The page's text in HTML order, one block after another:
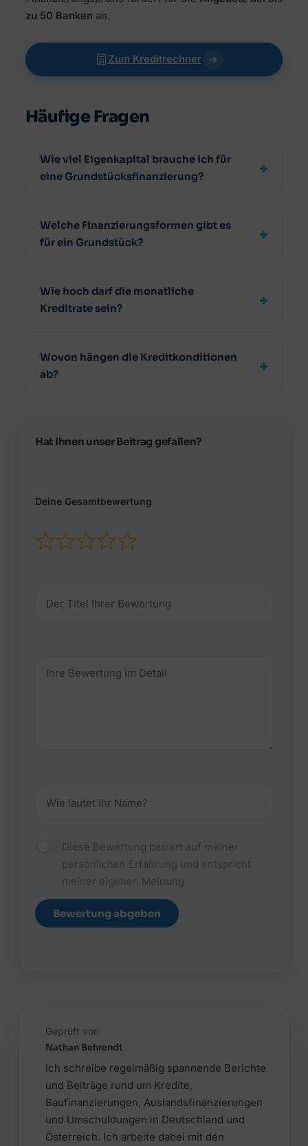
zu 50 Banken an.
Zum Kreditrechner
Häufige Fragen
Wie viel Eigenkapital brauche ich für
eine Grundstücksfinanzierung?
Welche Finanzierungsformen gibt es
für ein Grundstück?
Wie hoch darf die monatliche
Kreditrate sein?
Wovon hängen die Kreditkonditionen
ab?
Hat Ihnen unser Beitrag gefallen?
Deine Gesamtbewertung
Diese Bewertung basiert auf meiner
persönlichen Erfahrung und entspricht
meiner eigenen Meinung.
Bewertung abgeben
Geprüft von
Nathan Behrendt
Ich schreibe regelmäßig spannende Berichte
und Beiträge rund um Kredite,
Baufinanzierungen, Auslandsfinanzierungen
und Umschuldungen in Deutschland und
Österreich. Ich arbeite dabei mit den